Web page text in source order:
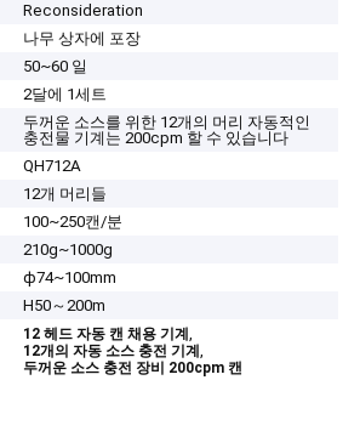
Reconsideration
나무 상자에 포장
50~60 일
2달에 1세트
두꺼운 소스를 위한 12개의 머리 자동적인
충전물 기계는 200cpm 할 수 있습니다
QH712A
12개 머리들
100~250캔/분
210g~1000g
ф74~100mm
H50～200m
12 헤드 자동 캔 채용 기계,
12개의 자동 소스 충전 기계,
두꺼운 소스 충전 장비 200cpm 캔